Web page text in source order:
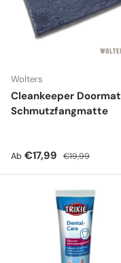
Wolters
Cleankeeper Doormat
Schmutzfangmatte
Verkaufspreis
Ab €17,99 Normaler Preis
€19,99